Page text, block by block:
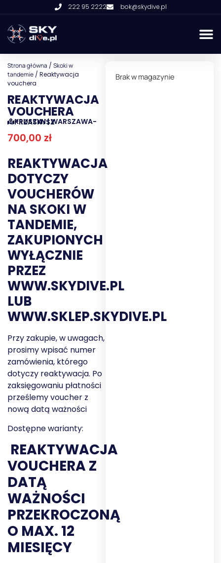
222 95 2222 bok@skydive.pl
Strona główna / Skoki w
tandemie / Reaktywacja
vouchera
REAKTYWACJA
VOUCHERA
KRUSZYN | WARSZAWA-PRZASNYSZ
700,00 zł
REAKTYWACJA
DOTYCZY
VOUCHERÓW
NA SKOKI W
TANDEMIE,
ZAKUPIONYCH
WYŁĄCZNIE
PRZEZ
WWW.SKYDIVE.PL
LUB
WWW.SKLEP.SKYDIVE.PL
Przy zakupie, w uwagach,
prosimy wpisać numer
zamówienia, którego
dotyczy reaktywacja. Po
zaksięgowaniu płatności
prześlemy voucher z
nową datą ważności
Dostępne warianty:
REAKTYWACJA
VOUCHERA Z
DATĄ
WAŻNOŚCI
PRZEKROCZONĄ
O MAX. 12
MIESIĘCY
Brak w magazynie